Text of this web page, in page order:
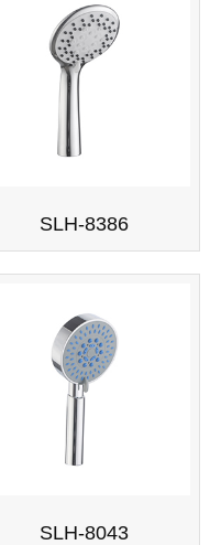
SLH-8386
SLH-8043